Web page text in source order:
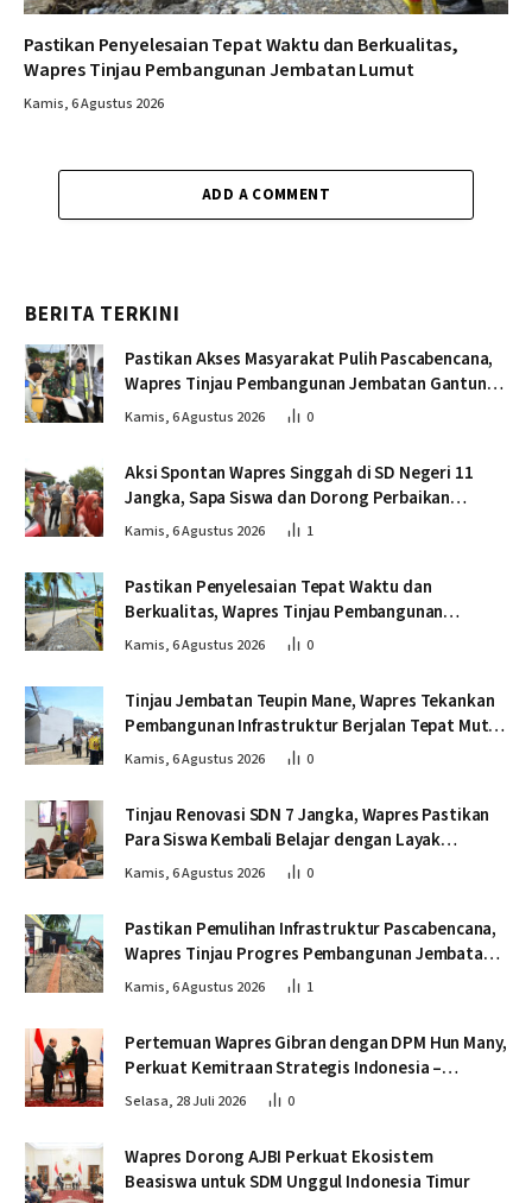
Pastikan Penyelesaian Tepat Waktu dan Berkualitas,
Wapres Tinjau Pembangunan Jembatan Lumut
Kamis, 6 Agustus 2026
ADD A COMMENT
BERITA TERKINI
Pastikan Akses Masyarakat Pulih Pascabencana,
Wapres Tinjau Pembangunan Jembatan Gantung
Kendawi
Kamis, 6 Agustus 2026 0
Aksi Spontan Wapres Singgah di SD Negeri 11
Jangka, Sapa Siswa dan Dorong Perbaikan
Sekolah
Kamis, 6 Agustus 2026 1
Pastikan Penyelesaian Tepat Waktu dan
Berkualitas, Wapres Tinjau Pembangunan
Jembatan Lumut
Kamis, 6 Agustus 2026 0
Tinjau Jembatan Teupin Mane, Wapres Tekankan
Pembangunan Infrastruktur Berjalan Tepat Mutu
dan Tepat Waktu
Kamis, 6 Agustus 2026 0
Tinjau Renovasi SDN 7 Jangka, Wapres Pastikan
Para Siswa Kembali Belajar dengan Layak
Pascabencana
Kamis, 6 Agustus 2026 0
Pastikan Pemulihan Infrastruktur Pascabencana,
Wapres Tinjau Progres Pembangunan Jembatan
Krueng Tingkeum Bireuen
Kamis, 6 Agustus 2026 1
Pertemuan Wapres Gibran dengan DPM Hun Many,
Perkuat Kemitraan Strategis Indonesia –
Kamboja
Selasa, 28 Juli 2026 0
Wapres Dorong AJBI Perkuat Ekosistem
Beasiswa untuk SDM Unggul Indonesia Timur